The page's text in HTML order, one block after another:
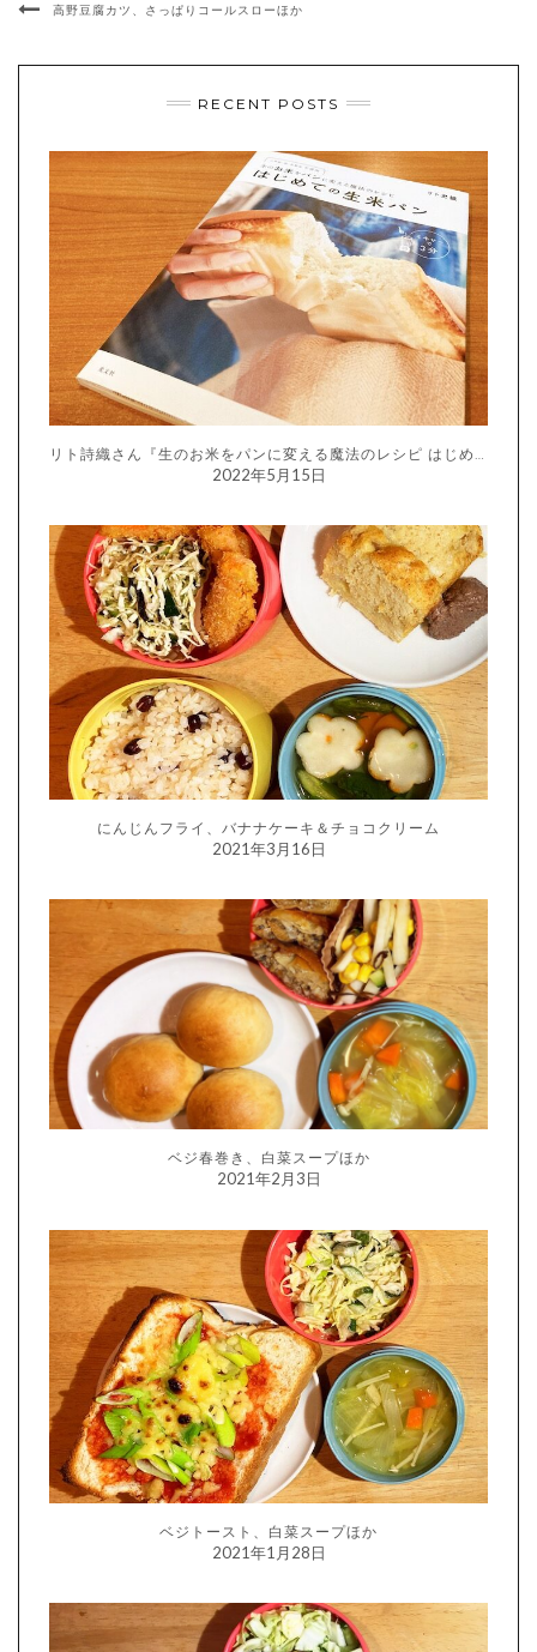
高野豆腐カツ、さっぱりコールスローほか
RECENT POSTS
2022年5月15日
にんじんフライ、バナナケーキ＆チョコクリーム
2021年3月16日
ベジ春巻き、白菜スープほか
2021年2月3日
ベジトースト、白菜スープほか
2021年1月28日